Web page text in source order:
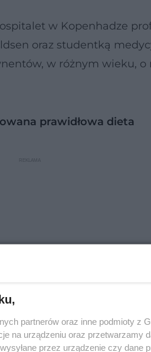
w Kopenhadze
oraz studentką
w różnym wieku, o
prawidłowa dieta
przed miażdżycą
partnerów oraz inne podmioty z
na urządzeniu oraz przetwarzamy
przez urządzenie czy dane